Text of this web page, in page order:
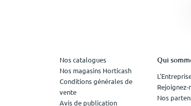
Nos catalogues
Nos magasins Horticash
Conditions générales de
vente
Avis de publication
Qui
Rejoignez-
Nos